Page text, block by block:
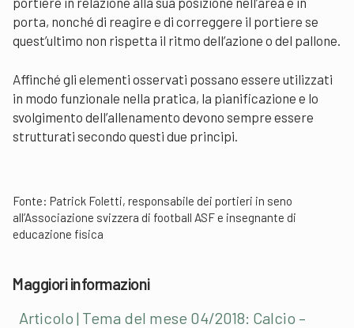
porta, nonché di reagire e di correggere il portiere se
quest’ultimo non rispetta il ritmo dell’azione o del pallone.
Affinché gli elementi osservati possano essere utilizzati
in modo funzionale nella pratica, la pianificazione e lo
svolgimento dell’allenamento devono sempre essere
strutturati secondo questi due principi.
Fonte: Patrick Foletti, responsabile dei portieri in seno
all’Associazione svizzera di football ASF e insegnante di
educazione fisica
Maggiori informazioni
Articolo | Tema del mese 04/2018: Calcio –